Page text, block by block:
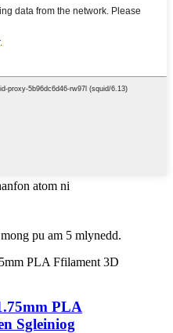
atom ni
pu am 5 mlynedd.
PLA
Sgleiniog